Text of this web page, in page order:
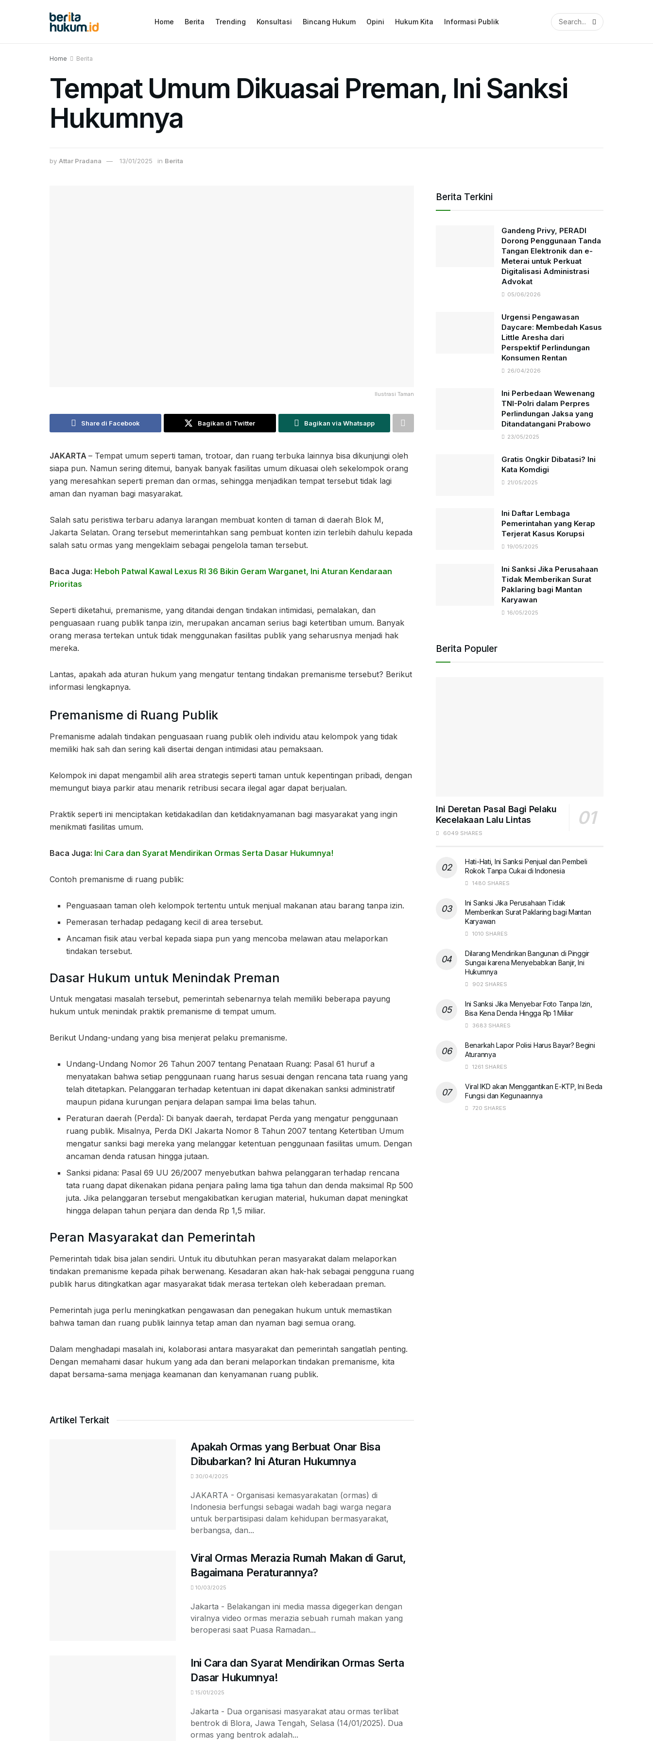
Home Berita Trending Konsultasi Bincang Hukum Opini Hukum Kita Informasi Publik
Home Berita
Tempat Umum Dikuasai Preman, Ini Sanksi
Hukumnya
by Attar Pradana 13/01/2025 in Berita
Ilustrasi Taman
Share di Facebook Bagikan di Twitter Bagikan via Whatsapp
JAKARTA – Tempat umum seperti taman, trotoar, dan ruang terbuka lainnya bisa dikunjungi oleh
siapa pun. Namun sering ditemui, banyak banyak fasilitas umum dikuasai oleh sekelompok orang
yang meresahkan seperti preman dan ormas, sehingga menjadikan tempat tersebut tidak lagi
aman dan nyaman bagi masyarakat.
Salah satu peristiwa terbaru adanya larangan membuat konten di taman di daerah Blok M,
Jakarta Selatan. Orang tersebut memerintahkan sang pembuat konten izin terlebih dahulu kepada
salah satu ormas yang mengeklaim sebagai pengelola taman tersebut.
Baca Juga: Heboh Patwal Kawal Lexus RI 36 Bikin Geram Warganet, Ini Aturan Kendaraan
Prioritas
Seperti diketahui, premanisme, yang ditandai dengan tindakan intimidasi, pemalakan, dan
penguasaan ruang publik tanpa izin, merupakan ancaman serius bagi ketertiban umum. Banyak
orang merasa tertekan untuk tidak menggunakan fasilitas publik yang seharusnya menjadi hak
mereka.
Lantas, apakah ada aturan hukum yang mengatur tentang tindakan premanisme tersebut? Berikut
informasi lengkapnya.
Premanisme di Ruang Publik
Premanisme adalah tindakan penguasaan ruang publik oleh individu atau kelompok yang tidak
memiliki hak sah dan sering kali disertai dengan intimidasi atau pemaksaan.
Kelompok ini dapat mengambil alih area strategis seperti taman untuk kepentingan pribadi, dengan
memungut biaya parkir atau menarik retribusi secara ilegal agar dapat berjualan.
Praktik seperti ini menciptakan ketidakadilan dan ketidaknyamanan bagi masyarakat yang ingin
menikmati fasilitas umum.
Baca Juga: Ini Cara dan Syarat Mendirikan Ormas Serta Dasar Hukumnya!
Contoh premanisme di ruang publik:
Penguasaan taman oleh kelompok tertentu untuk menjual makanan atau barang tanpa izin.
Pemerasan terhadap pedagang kecil di area tersebut.
Ancaman fisik atau verbal kepada siapa pun yang mencoba melawan atau melaporkan
tindakan tersebut.
Dasar Hukum untuk Menindak Preman
Untuk mengatasi masalah tersebut, pemerintah sebenarnya telah memiliki beberapa payung
hukum untuk menindak praktik premanisme di tempat umum.
Berikut Undang-undang yang bisa menjerat pelaku premanisme.
Undang-Undang Nomor 26 Tahun 2007 tentang Penataan Ruang: Pasal 61 huruf a
menyatakan bahwa setiap penggunaan ruang harus sesuai dengan rencana tata ruang yang
telah ditetapkan. Pelanggaran terhadap ketentuan ini dapat dikenakan sanksi administratif
maupun pidana kurungan penjara delapan sampai lima belas tahun.
Peraturan daerah (Perda): Di banyak daerah, terdapat Perda yang mengatur penggunaan
ruang publik. Misalnya, Perda DKI Jakarta Nomor 8 Tahun 2007 tentang Ketertiban Umum
mengatur sanksi bagi mereka yang melanggar ketentuan penggunaan fasilitas umum. Dengan
ancaman denda ratusan hingga jutaan.
Sanksi pidana: Pasal 69 UU 26/2007 menyebutkan bahwa pelanggaran terhadap rencana
tata ruang dapat dikenakan pidana penjara paling lama tiga tahun dan denda maksimal Rp 500
juta. Jika pelanggaran tersebut mengakibatkan kerugian material, hukuman dapat meningkat
hingga delapan tahun penjara dan denda Rp 1,5 miliar.
Peran Masyarakat dan Pemerintah
Pemerintah tidak bisa jalan sendiri. Untuk itu dibutuhkan peran masyarakat dalam melaporkan
tindakan premanisme kepada pihak berwenang. Kesadaran akan hak-hak sebagai pengguna ruang
publik harus ditingkatkan agar masyarakat tidak merasa tertekan oleh keberadaan preman.
Pemerintah juga perlu meningkatkan pengawasan dan penegakan hukum untuk memastikan
bahwa taman dan ruang publik lainnya tetap aman dan nyaman bagi semua orang.
Dalam menghadapi masalah ini, kolaborasi antara masyarakat dan pemerintah sangatlah penting.
Dengan memahami dasar hukum yang ada dan berani melaporkan tindakan premanisme, kita
dapat bersama-sama menjaga keamanan dan kenyamanan ruang publik.
Artikel Terkait
Apakah Ormas yang Berbuat Onar Bisa
Dibubarkan? Ini Aturan Hukumnya
30/04/2025
JAKARTA - Organisasi kemasyarakatan (ormas) di
Indonesia berfungsi sebagai wadah bagi warga negara
untuk berpartisipasi dalam kehidupan bermasyarakat,
berbangsa, dan...
Viral Ormas Merazia Rumah Makan di Garut,
Bagaimana Peraturannya?
10/03/2025
Jakarta - Belakangan ini media massa digegerkan dengan
viralnya video ormas merazia sebuah rumah makan yang
beroperasi saat Puasa Ramadan...
Ini Cara dan Syarat Mendirikan Ormas Serta
Dasar Hukumnya!
15/01/2025
Jakarta - Dua organisasi masyarakat atau ormas terlibat
bentrok di Blora, Jawa Tengah, Selasa (14/01/2025). Dua
ormas yang bentrok adalah...
Berita Terkini
Gandeng Privy, PERADI
Dorong Penggunaan Tanda
Tangan Elektronik dan e-
Meterai untuk Perkuat
Digitalisasi Administrasi
Advokat
05/06/2026
Urgensi Pengawasan
Daycare: Membedah Kasus
Little Aresha dari
Perspektif Perlindungan
Konsumen Rentan
26/04/2026
Ini Perbedaan Wewenang
TNI-Polri dalam Perpres
Perlindungan Jaksa yang
Ditandatangani Prabowo
23/05/2025
Gratis Ongkir Dibatasi? Ini
Kata Komdigi
21/05/2025
Ini Daftar Lembaga
Pemerintahan yang Kerap
Terjerat Kasus Korupsi
19/05/2025
Ini Sanksi Jika Perusahaan
Tidak Memberikan Surat
Paklaring bagi Mantan
Karyawan
16/05/2025
Berita Populer
Ini Deretan Pasal Bagi Pelaku
Kecelakaan Lalu Lintas
6049 SHARES
Hati-Hati, Ini Sanksi Penjual dan Pembeli
Rokok Tanpa Cukai di Indonesia
1480 SHARES
Ini Sanksi Jika Perusahaan Tidak
Memberikan Surat Paklaring bagi Mantan
Karyawan
1010 SHARES
Dilarang Mendirikan Bangunan di Pinggir
Sungai karena Menyebabkan Banjir, Ini
Hukumnya
902 SHARES
Ini Sanksi Jika Menyebar Foto Tanpa Izin,
Bisa Kena Denda Hingga Rp 1 Miliar
3683 SHARES
Benarkah Lapor Polisi Harus Bayar? Begini
Aturannya
1261 SHARES
Viral IKD akan Menggantikan E-KTP, Ini Beda
Fungsi dan Kegunaannya
720 SHARES